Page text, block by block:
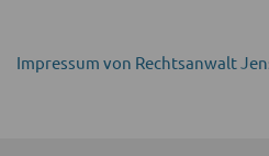
Impressum von Rechtsanwalt